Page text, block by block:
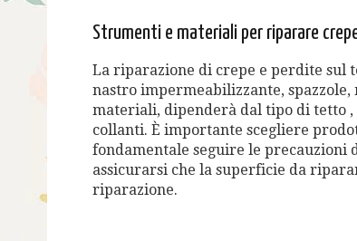
Strumenti e materiali per riparare
La riparazione di crepe e perdite sul
nastro impermeabilizzante,
materiali, dipenderà dal tipo di tetto ,
collanti. È importante scegliere
fondamentale seguire le precauzioni
assicurarsi che la superficie da
riparazione.